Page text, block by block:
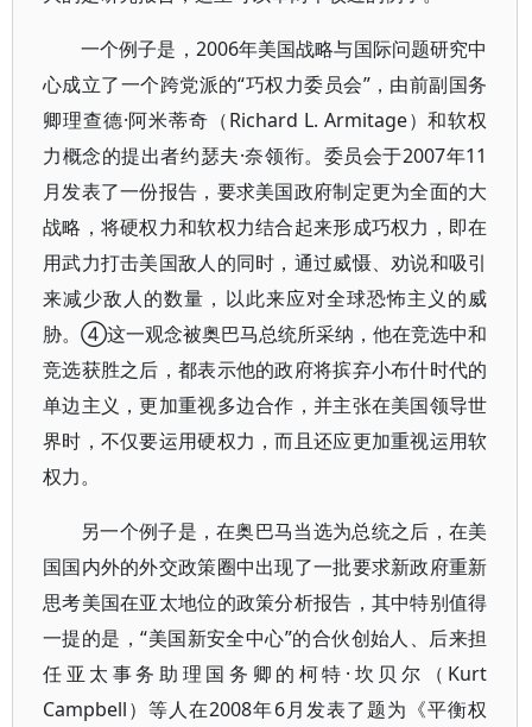
一个例子是，2006年美国战略与国际问题研究中
心成立了一个跨党派的“巧权力委员会”，由前副国务
卿理查德·阿米蒂奇（Richard L. Armitage）和软权
力概念的提出者约瑟夫·奈领衔。委员会于2007年11
月发表了一份报告，要求美国政府制定更为全面的大
战略，将硬权力和软权力结合起来形成巧权力，即在
用武力打击美国敌人的同时，通过威慑、劝说和吸引
来减少敌人的数量，以此来应对全球恐怖主义的威
胁。④这一观念被奥巴马总统所采纳，他在竞选中和
竞选获胜之后，都表示他的政府将摈弃小布什时代的
单边主义，更加重视多边合作，并主张在美国领导世
界时，不仅要运用硬权力，而且还应更加重视运用软
权力。
另一个例子是，在奥巴马当选为总统之后，在美
国国内外的外交政策圈中出现了一批要求新政府重新
思考美国在亚太地位的政策分析报告，其中特别值得
一提的是，“美国新安全中心”的合伙创始人、后来担
任亚太事务助理国务卿的柯特·坎贝尔（Kurt
Campbell）等人在2008年6月发表了题为《平衡权